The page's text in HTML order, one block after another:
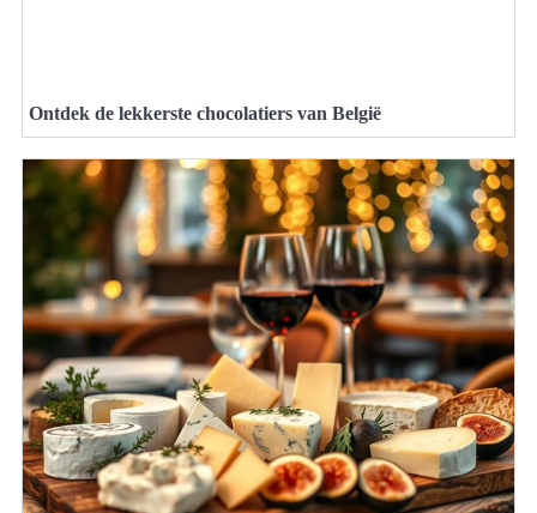
Ontdek de lekkerste chocolatiers van België